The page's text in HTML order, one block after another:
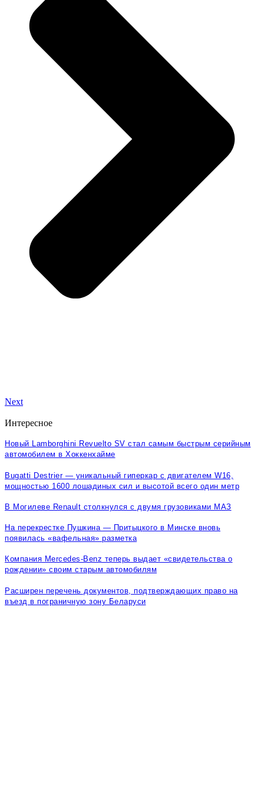
Next
Интересное
Новый Lamborghini Revuelto SV стал самым быстрым серийным
автомобилем в Хоккенхайме
Bugatti Destrier — уникальный гиперкар с двигателем W16,
мощностью 1600 лошадиных сил и высотой всего один метр
В Могилеве Renault столкнулся с двумя грузовиками МАЗ
На перекрестке Пушкина — Притыцкого в Минске вновь
появилась «вафельная» разметка
Компания Mercedes-Benz теперь выдает «свидетельства о
рождении» своим старым автомобилям
Расширен перечень документов, подтверждающих право на
въезд в пограничную зону Беларуси